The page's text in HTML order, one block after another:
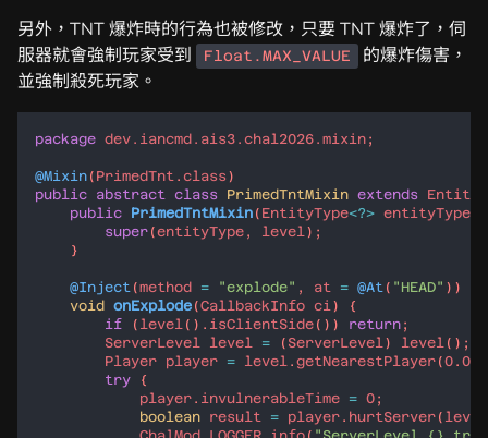
另外，TNT 爆炸時的行為也被修改，只要 TNT 爆炸了，伺
服器就會強制玩家受到
Float.MAX_VALUE
的爆炸傷害，
並強制殺死玩家。
package dev.iancmd.ais3.chal2026.mixin
@Mixin ( PrimedTnt . class
public abstract class PrimedTntMixin extends Entity
public PrimedTntMixin ( EntityType<?> entityType
super (entityType , level
@Inject (method = "explode" , at = @At ( "HEAD"
void onExplode (CallbackInfo ci
if ( level (). isClientSide ()) return
ServerLevel level = ( ServerLevel) level
Player player = level . getNearestPlayer (0 . 0d
try
player . invulnerableTime = 0
boolean result = player . hurtServer ( level